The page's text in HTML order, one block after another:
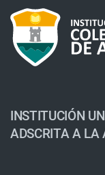
INSTITUCIÓN
ADSCRITA A LA